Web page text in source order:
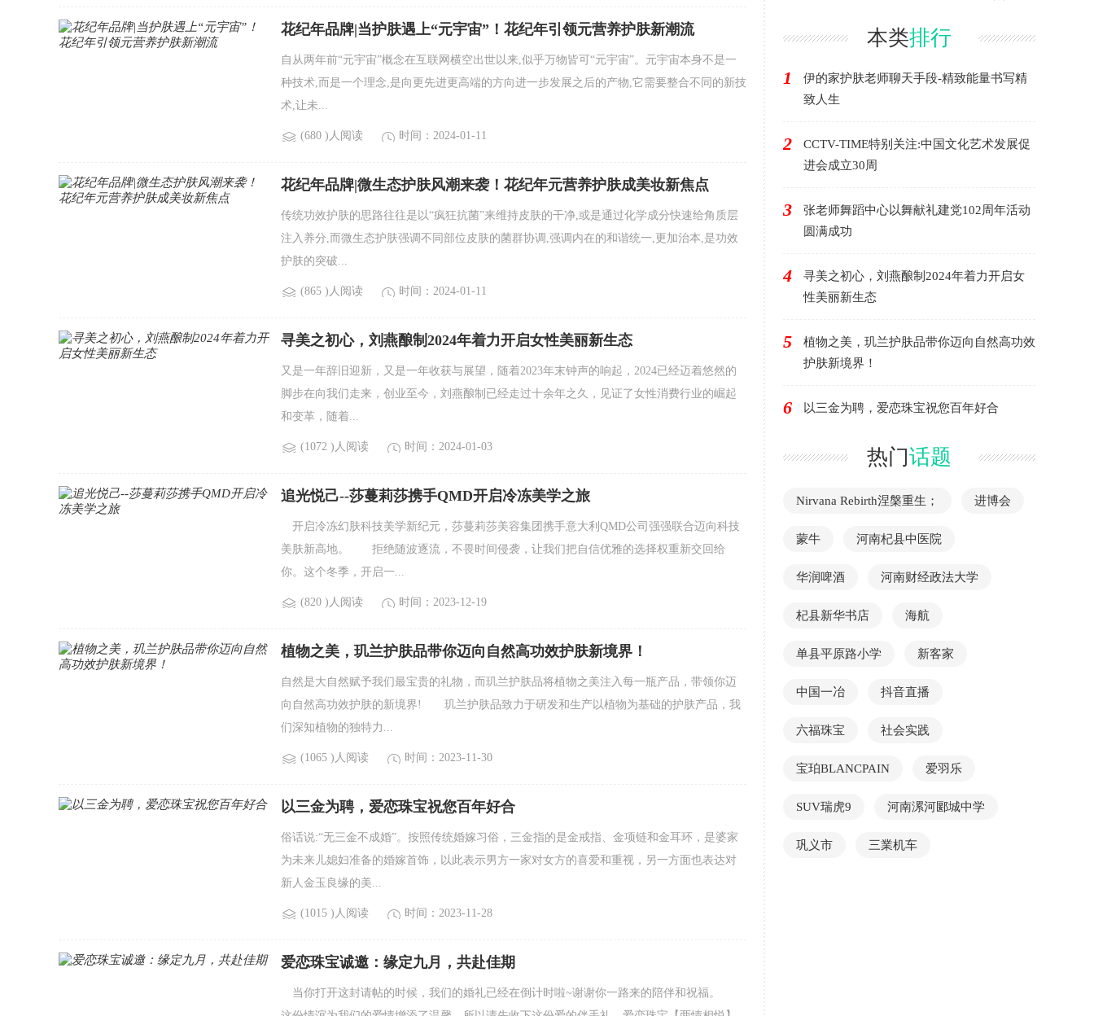
花纪年品牌|当护肤遇上“元宇宙”！花纪年引领元营养护肤新潮流
自从两年前“元宇宙”概念在互联网横空出世以来,似乎万物皆可“元宇宙”。元宇宙本身不是一
种技术,而是一个理念,是向更先进更高端的方向进一步发展之后的产物,它需要整合不同的新技
术,让未...
(680 )人阅读 时间：2024-01-11
花纪年品牌|微生态护肤风潮来袭！花纪年元营养护肤成美妆新焦点
传统功效护肤的思路往往是以“疯狂抗菌”来维持皮肤的干净,或是通过化学成分快速给角质层
注入养分,而微生态护肤强调不同部位皮肤的菌群协调,强调内在的和谐统一,更加治本,是功效
护肤的突破...
(865 )人阅读 时间：2024-01-11
寻美之初心，刘燕酿制2024年着力开启女性美丽新生态
又是一年辞旧迎新，又是一年收获与展望，随着2023年末钟声的响起，2024已经迈着悠然的
脚步在向我们走来，创业至今，刘燕酿制已经走过十余年之久，见证了女性消费行业的崛起
和变革，随着...
(1072 )人阅读 时间：2024-01-03
追光悦己--莎蔓莉莎携手QMD开启冷冻美学之旅
开启冷冻幻肤科技美学新纪元，莎蔓莉莎美容集团携手意大利QMD公司强强联合迈向科技
美肤新高地。 拒绝随波逐流，不畏时间侵袭，让我们把自信优雅的选择权重新交回给
你。这个冬季，开启一...
(820 )人阅读 时间：2023-12-19
植物之美，玑兰护肤品带你迈向自然高功效护肤新境界！
自然是大自然赋予我们最宝贵的礼物，而玑兰护肤品将植物之美注入每一瓶产品，带领你迈
向自然高功效护肤的新境界! 玑兰护肤品致力于研发和生产以植物为基础的护肤产品，我
们深知植物的独特力...
(1065 )人阅读 时间：2023-11-30
以三金为聘，爱恋珠宝祝您百年好合
俗话说:“无三金不成婚”。按照传统婚嫁习俗，三金指的是金戒指、金项链和金耳环，是婆家
为未来儿媳妇准备的婚嫁首饰，以此表示男方一家对女方的喜爱和重视，另一方面也表达对
新人金玉良缘的美...
(1015 )人阅读 时间：2023-11-28
爱恋珠宝诚邀：缘定九月，共赴佳期
当你打开这封请帖的时候，我们的婚礼已经在倒计时啦~谢谢你一路来的陪伴和祝福。
本类排行
1
伊的家护肤老师聊天手段-精致能量书写精
致人生
2
CCTV-TIME特别关注:中国文化艺术发展促
进会成立30周
3
张老师舞蹈中心以舞献礼建党102周年活动
圆满成功
4
寻美之初心，刘燕酿制2024年着力开启女
性美丽新生态
5
植物之美，玑兰护肤品带你迈向自然高功效
护肤新境界！
6 以三金为聘，爱恋珠宝祝您百年好合
热门话题
Nirvana Rebirth涅槃重生； 进博会
蒙牛 河南杞县中医院
华润啤酒 河南财经政法大学
杞县新华书店 海航
单县平原路小学 新客家
中国一冶 抖音直播
六福珠宝 社会实践
宝珀BLANCPAIN 爱羽乐
SUV瑞虎9 河南漯河郾城中学
巩义市 三業机车